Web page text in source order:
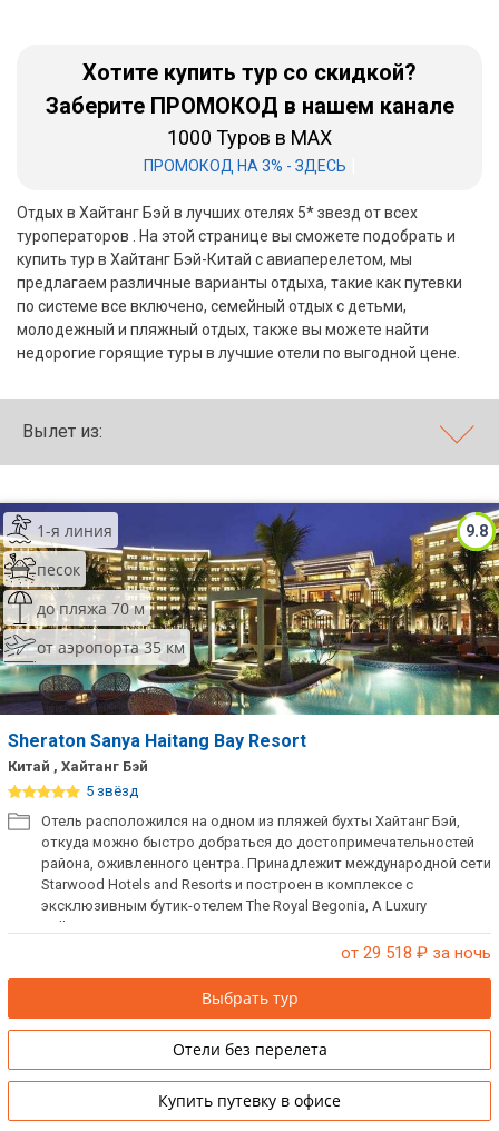
Хотите купить тур со скидкой?
Заберите ПРОМОКОД в нашем канале
1000 Туров в MAX
ПРОМОКОД НА 3% - ЗДЕСЬ
Отдых в Хайтанг Бэй в лучших отелях 5* звезд от всех
туроператоров . На этой странице вы сможете подобрать и
купить тур в Хайтанг Бэй-Китай с авиаперелетом, мы
предлагаем различные варианты отдыха, такие как путевки
по системе все включено, семейный отдых с детьми,
молодежный и пляжный отдых, также вы можете найти
недорогие горящие туры в лучшие отели по выгодной цене.
Вылет из:
9.8
1-я линия
песок
до пляжа 70 м
от аэропорта 35 км
Sheraton Sanya Haitang Bay Resort
Китай , Хайтанг Бэй
5 звёзд
Отель расположился на одном из пляжей бухты Хайтанг Бэй,
откуда можно быстро добраться до достопримечательностей
района, оживленного центра. Принадлежит международной сети
Starwood Hotels and Resorts и построен в комплексе с
эксклюзивным бутик-отелем The Royal Begonia, A Luxury
Collection Resort.
от 29 518 ₽ за ночь
Выбрать тур
Отели без перелета
Купить путевку в офисе
Хайнань
Занзибар
Абхазия
Большой Сочи
Кав Мин Воды
Экскурсионные туры
ТОП 10 недорогих отелей
5*
Лучшие отели 4* звезды
Недорогие отели 4*
звезды
Лучшие отели 3* звезды
Недорогие отели 3*
Сетевые отели Турции
Сетевые отели Египта
Сетевые отели ОАЭ
Сетевые отели Таиланда
Сетевые отели Шри Ланки
Сетевые отели Вьетнама